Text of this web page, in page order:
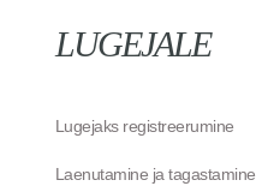
LUGEJALE
Lugejaks registreerumine
Laenutamine ja tagastamine